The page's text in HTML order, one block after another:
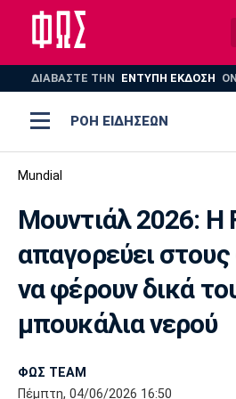
ΔΙΑΒΑΣΤΕ THN ΕΝΤΥΠΗ ΕΚΔΟΣΗ
ΡΟΗ ΕΙΔΗΣΕΩΝ
AUTO-MOTO PLUS
Ποδόσφαιρο
Super League 1
Super League 2
Γ Εθνική
Μπάσκετ
Ελλάδα
Εθνική
Ολυμπιακοί Αγώνες
Βόλεϊ
Ολυμπιακός ΑΕΚ
Mundial
Μουντιάλ 2026: Η
απαγορεύει
να φέρουν δικά
μπουκάλια νερού
ΦΩΣ TEAM
Πέμπτη, 04/06/2026 16:50